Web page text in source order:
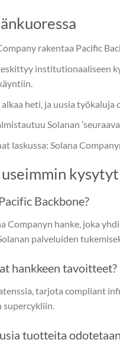
rakentaa Pacific
institutionaaliseen
heti, ja uusia työkaluja
Solanan
laskussa: Solana
kysytyt
Backbone?
Companyn hanke, joka
palveluiden
hankkeen tavoitteet?
tarjota compliant
supercykliin.
tuotteita